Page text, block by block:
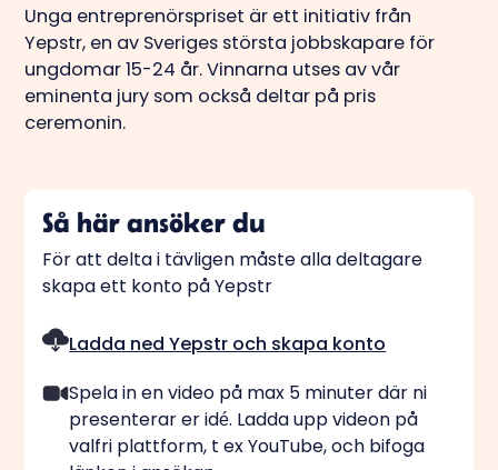
Unga entreprenörspriset är ett initiativ från
Yepstr, en av Sveriges största jobbskapare för
ungdomar 15-24 år. Vinnarna utses av vår
eminenta jury som också deltar på pris
ceremonin.
Så här ansöker du
För att delta i tävligen måste alla deltagare
skapa ett konto på Yepstr
Ladda ned Yepstr och skapa konto
Spela in en video på max 5 minuter där ni
presenterar er idé. Ladda upp videon på
valfri plattform, t ex YouTube, och bifoga